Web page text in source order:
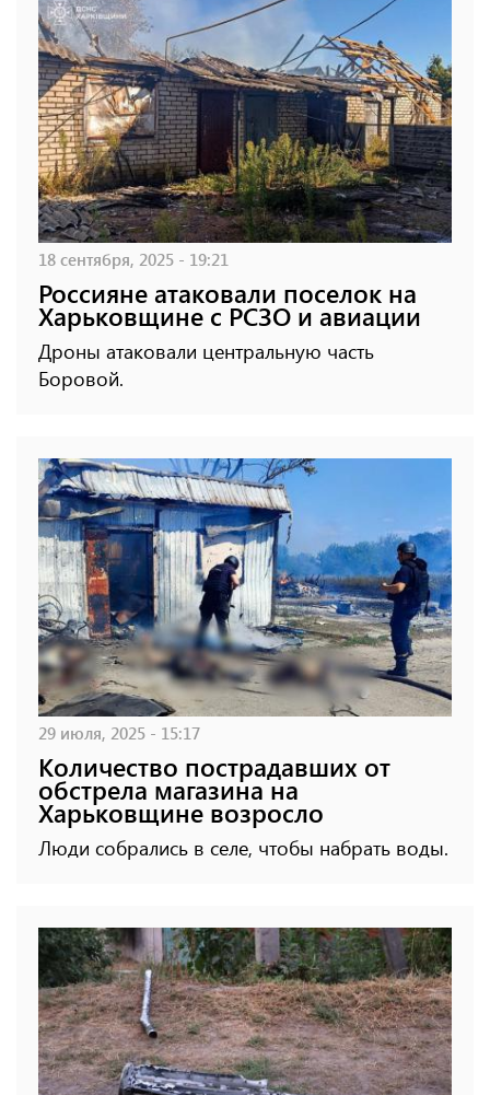
18 сентября, 2025 - 19:21
Россияне атаковали поселок на
Харьковщине с РСЗО и авиации
Дроны атаковали центральную часть
Боровой.
29 июля, 2025 - 15:17
Количество пострадавших от
обстрела магазина на
Харьковщине возросло
Люди собрались в селе, чтобы набрать воды.